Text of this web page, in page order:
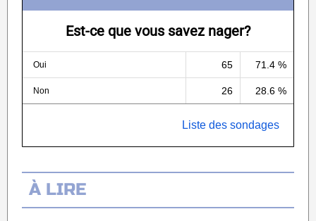
Est-ce que vous savez nager?
Oui 65 71.4 %
Non 26 28.6 %
Liste des sondages
À LIRE